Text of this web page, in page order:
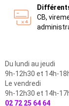
CB,
Du lundi au jeudi
9h-12h30 et 14h-
Le vendredi
9h-12h30 et 14h-
02 72 25 64 64